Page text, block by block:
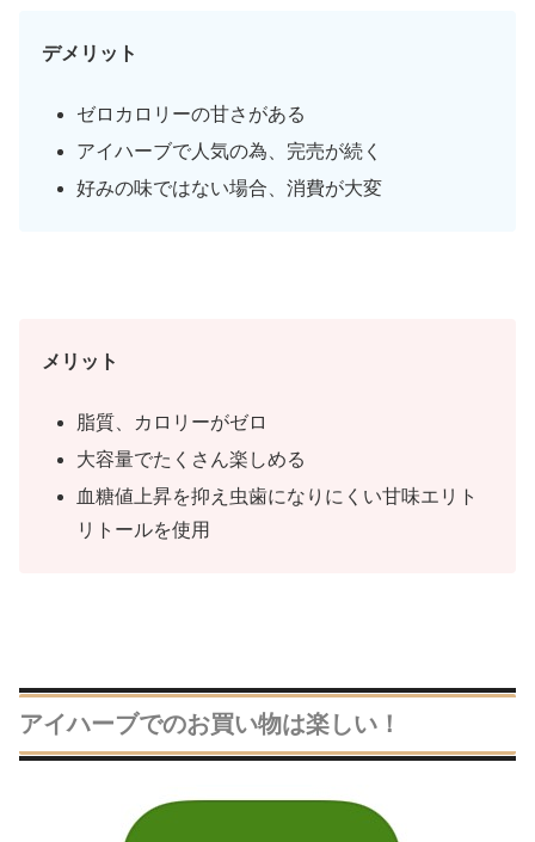
デメリット
ゼロカロリーの甘さがある
アイハーブで人気の為、完売が続く
好みの味ではない場合、消費が大変
メリット
脂質、カロリーがゼロ
大容量でたくさん楽しめる
血糖値上昇を抑え虫歯になりにくい甘味エリト
リトールを使用
アイハーブでのお買い物は楽しい！